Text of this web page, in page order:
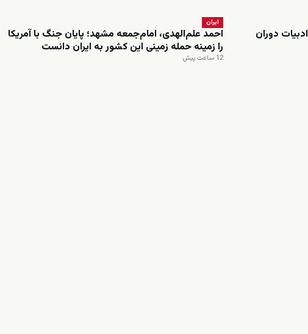
دوران
ایران
احمد علم‌الهدی، امام‌جمعه مشهد؛ پایان جنگ با آمریکا
را زمینه حمله زمینی این کشور به ایران دانست
12 ساعت پیش